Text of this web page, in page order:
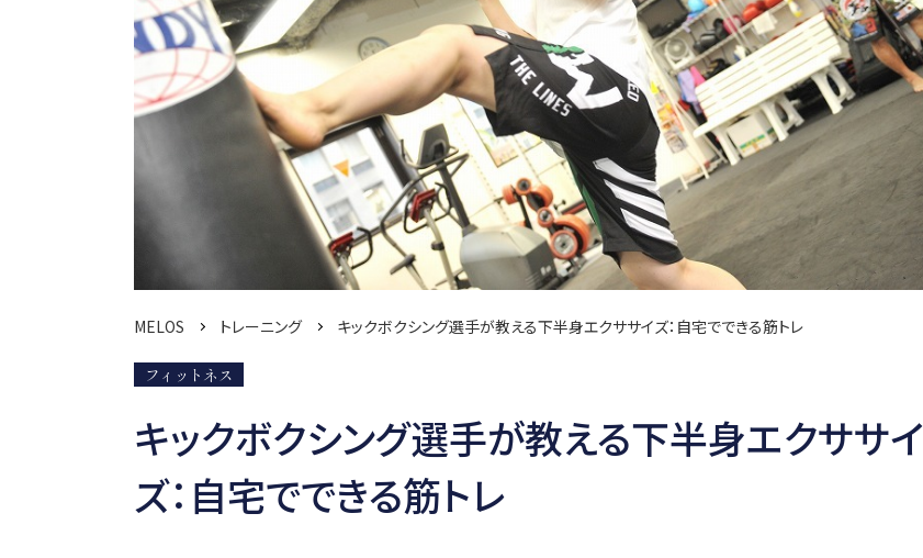
MELOS トレーニング キックボクシング選手が教える下半身エクササイズ：自宅でできる筋トレ
フィットネス
キックボクシング選手が教える下半身エクササイ
ズ：自宅でできる筋トレ